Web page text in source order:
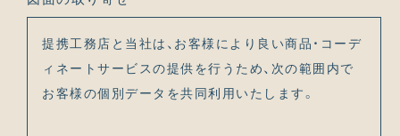
提携工務店と当社は、お客様により良い商品・コーデ
ィネートサービスの提供を行うため、次の範囲内で
お客様の個別データを共同利用いたします。